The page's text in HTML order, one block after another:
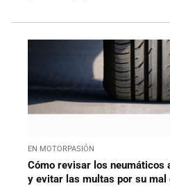
EN MOTORPASIÓN
Cómo revisar los neumáticos
y evitar las multas por su mal